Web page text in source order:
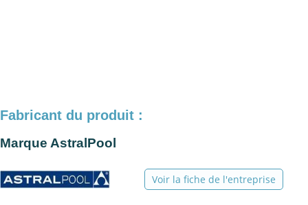
Fabricant du produit :
Marque AstralPool
Voir la fiche de l'entreprise